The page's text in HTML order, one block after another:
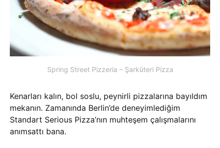
Spring Street Pizzeria – Şarküteri Pizza
Kenarları kalın, bol soslu, peynirli pizzalarına bayıldım
mekanın. Zamanında Berlin’de deneyimlediğim
Standart Serious Pizza’nın muhteşem çalışmalarını
anımsattı bana.